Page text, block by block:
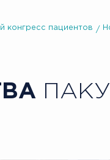
конгресс пациентов